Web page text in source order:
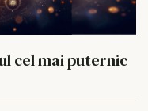
cel mai puternic